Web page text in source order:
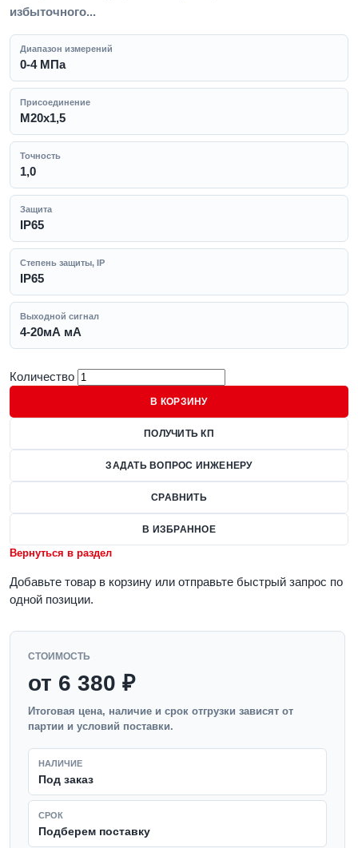
избыточного...
Диапазон измерений
0-4 МПа
Присоединение
M20x1,5
Точность
1,0
Защита
IP65
Степень защиты, IP
IP65
Выходной сигнал
4-20мА мА
Количество
В КОРЗИНУ
ПОЛУЧИТЬ КП
ЗАДАТЬ ВОПРОС ИНЖЕНЕРУ
СРАВНИТЬ
В ИЗБРАННОЕ
Вернуться в раздел
Добавьте товар в корзину или отправьте быстрый запрос по
одной позиции.
СТОИМОСТЬ
от 6 380 ₽
Итоговая цена, наличие и срок отгрузки зависят от
партии и условий поставки.
НАЛИЧИЕ
Под заказ
СРОК
Подберем поставку